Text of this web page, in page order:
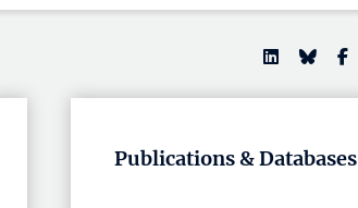
Publications & Databases